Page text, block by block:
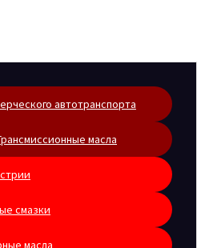
автотранспорта
масла
смазки
масла